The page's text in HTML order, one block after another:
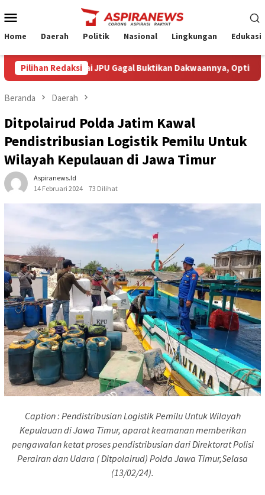
ke
Mobile
Home Daerah Politik Nasional Lingkungan Edukasi
Pilihan Redaksi
Amin Nilai JPU Gagal Buktikan Dakwaannya, Optimistis
Beranda Daerah
Ditpolairud Polda Jatim Kawal
Pendistribusian Logistik Pemilu Untuk
Wilayah Kepulauan di Jawa Timur
Aspiranews.id
14 Februari 2024
73 Dilihat
Caption : Pendistribusian Logistik Pemilu Untuk Wilayah
Kepulauan di Jawa Timur, aparat keamanan memberikan
pengawalan ketat proses pendistribusian dari Direktorat Polisi
Perairan dan Udara ( Ditpolairud) Polda Jawa Timur,Selasa
(13/02/24).